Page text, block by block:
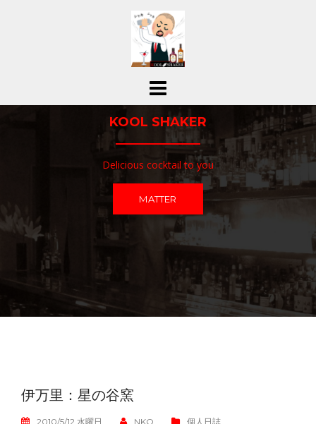
ス
KOOL SHAKER
Delicious cocktail to you
MATTER
伊万里：星の谷窯
2010/5/12 水曜日 NKO 個人日誌